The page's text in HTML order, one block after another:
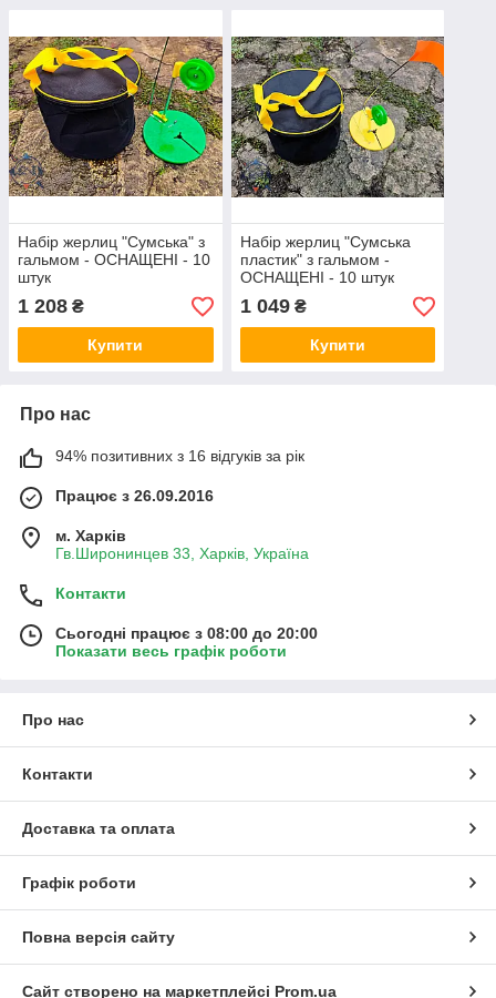
Набір жерлиц "Сумська" з
гальмом - ОСНАЩЕНІ - 10
штук
1 208 ₴
Купити
Набір жерлиц "Сумська
пластик" з гальмом -
ОСНАЩЕНІ - 10 штук
1 049₴
Купити
Про нас
94% позитивних з 16 відгуків за рік
Працює з 26.09.2016
м. Харків
Гв.Широнинцев 33, Харків, Україна
Контакти
Сьогодні працює з 08:00 до 20:00
Показати весь графік роботи
Про нас
Контакти
Доставка та оплата
Графік роботи
Повна версія сайту
Сайт створено на маркетплейсі Prom.ua